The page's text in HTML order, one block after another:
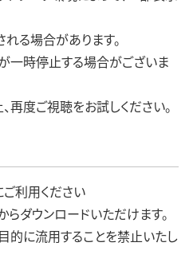
る場合があります。
一時停止する場合がございま
度ご視聴をお試しください。
利用ください
らダウンロードいただけます。
的に流用することを禁止いたし